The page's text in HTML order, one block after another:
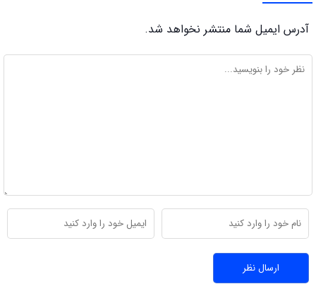
آدرس ایمیل شما منتشر نخواهد شد.